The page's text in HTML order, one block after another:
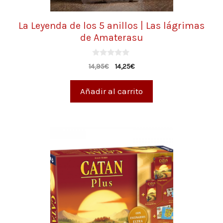
La Leyenda de los 5 anillos | Las lágrimas
de Amaterasu
0
d
14,95€ 14,25€
Añadir al carrito